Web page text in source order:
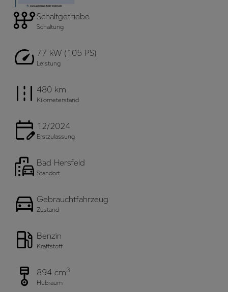
Schaltgetriebe
Schaltung
77 kW (105 PS)
Leistung
480 km
Kilometerstand
12/2024
Erstzulassung
Bad Hersfeld
Standort
Gebrauchtfahrzeug
Zustand
Benzin
Kraftstoff
894 cm3
Hubraum